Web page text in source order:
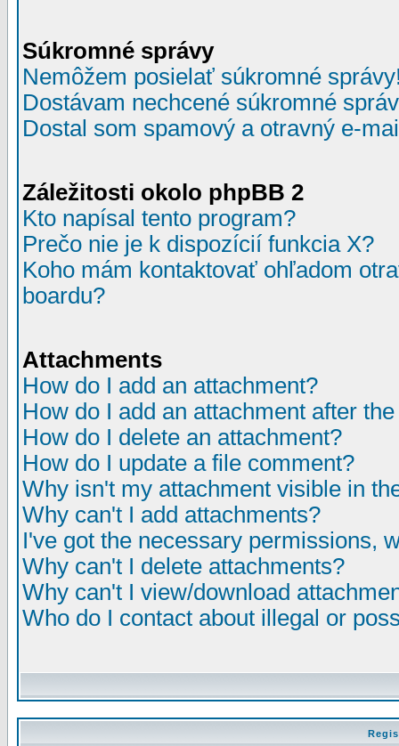
Súkromné správy
Nemôžem posielať súkromné
Dostávam nechcené súkromné
Dostal som spamový a otravný e-
Záležitosti okolo phpBB 2
Kto napísal tento program?
Prečo nie je k dispozícií funkcia X?
Koho mám kontaktovať ohľadom
boardu?
Attachments
How do I add an attachment?
How do I add an attachment after
How do I delete an attachment?
How do I update a file comment?
Why isn't my attachment visible in
Why can't I add attachments?
I've got the necessary permissions,
Why can't I delete attachments?
Why can't I view/download
Who do I contact about illegal or